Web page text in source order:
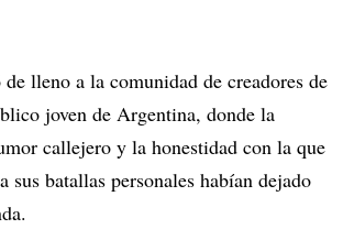
lleno a la comunidad de creadores de
joven de Argentina, donde la
callejero y la honestidad con la que
sus batallas personales habían dejado